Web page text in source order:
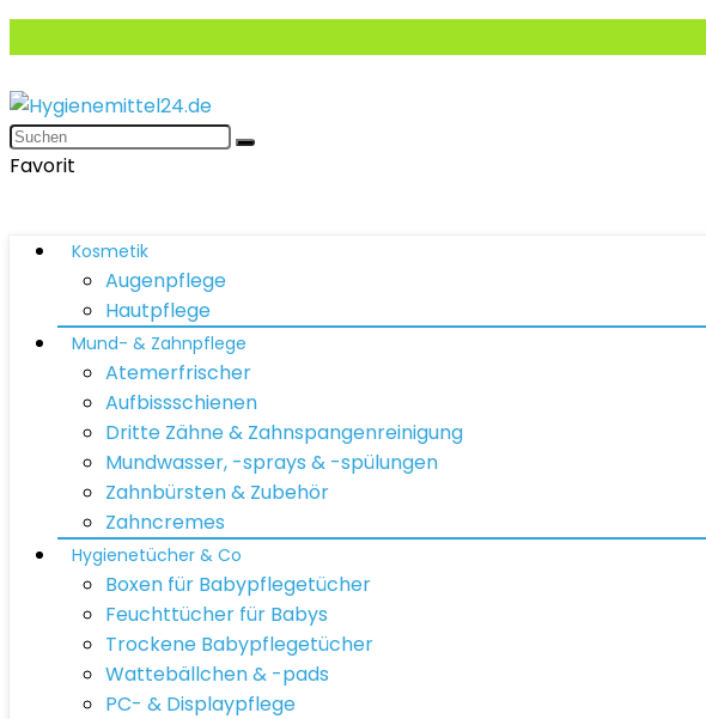
Favorit
Kosmetik
Augenpflege
Hautpflege
Mund- & Zahnpflege
Atemerfrischer
Aufbissschienen
Dritte Zähne & Zahnspangenreinigung
Mundwasser, -sprays & -spülungen
Zahnbürsten & Zubehör
Zahncremes
Hygienetücher & Co
Boxen für Babypflegetücher
Feuchttücher für Babys
Trockene Babypflegetücher
Wattebällchen & -pads
PC- & Displaypflege